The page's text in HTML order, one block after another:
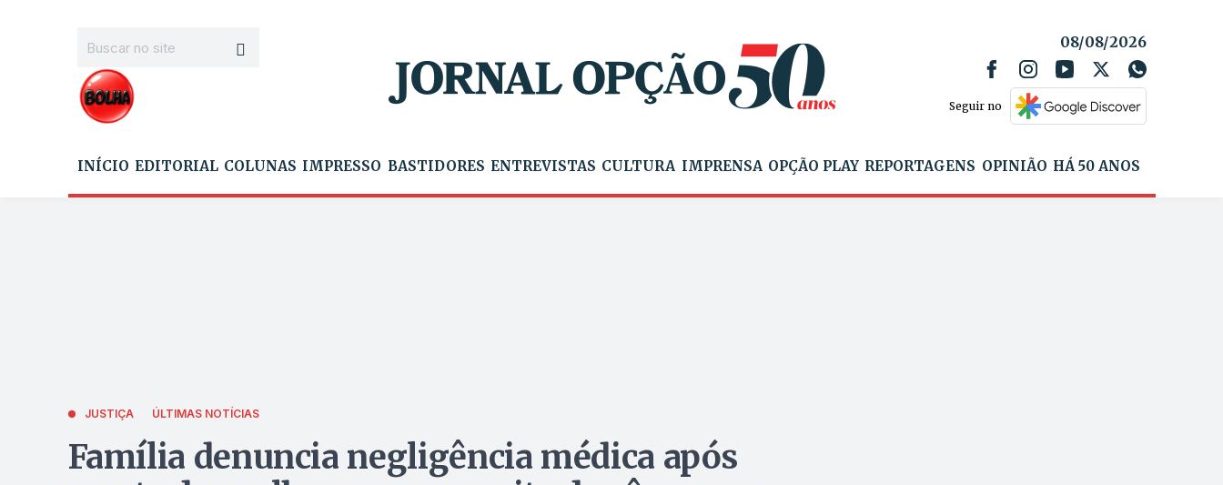
08/08/2026
Seguir no
INÍCIO EDITORIAL COLUNAS IMPRESSO BASTIDORES ENTREVISTAS CULTURA IMPRENSA OPÇÃO PLAY REPORTAGENS OPINIÃO HÁ 50 ANOS
JUSTIÇA ÚLTIMAS NOTÍCIAS
Família denuncia negligência médica após